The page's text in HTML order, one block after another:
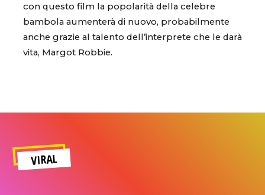
con questo film la popolarità della celebre
bambola aumenterà di nuovo, probabilmente
anche grazie al talento dell’interprete che le darà
vita, Margot Robbie.
VIRAL